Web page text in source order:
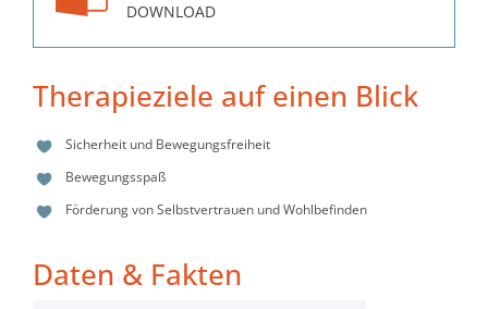
DOWNLOAD
Therapieziele auf einen Blick
Sicherheit und Bewegungsfreiheit
Bewegungsspaß
Förderung von Selbstvertrauen und Wohlbefinden
Daten & Fakten